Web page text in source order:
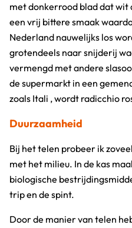
met donkerrood blad dat wit
een vrij bittere smaak
Nederland nauwelijks los
grotendeels naar snijderij
vermengd met andere
de supermarkt in een
zoals Itali , wordt radicchio
Duurzaamheid
Bij het telen probeer ik
met het milieu. In de kas
biologische
trip en de spint.
Door de manier van telen